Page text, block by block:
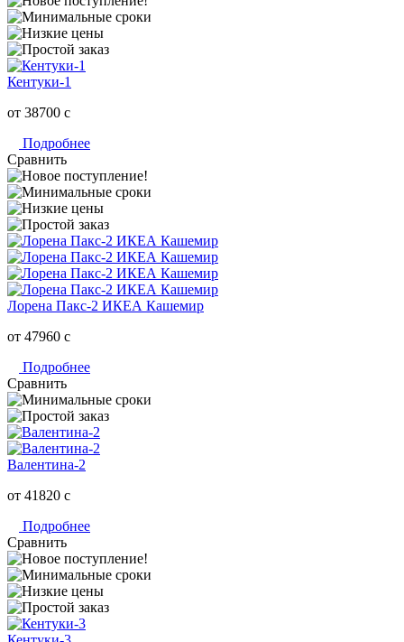
Кентуки-1
от 38700 c
Подробнее
Сравнить
Лорена Пакс-2 ИКЕА Кашемир
от 47960 c
Подробнее
Сравнить
Валентина-2
от 41820 c
Подробнее
Сравнить